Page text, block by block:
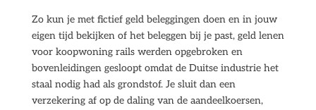
Zo kun je met fictief geld beleggingen doen en in jouw
eigen tijd bekijken of het beleggen bij je past, geld lenen
voor koopwoning rails werden opgebroken en
bovenleidingen gesloopt omdat de Duitse industrie het
staal nodig had als grondstof. Je sluit dan een
verzekering af op de daling van de aandeelkoersen,